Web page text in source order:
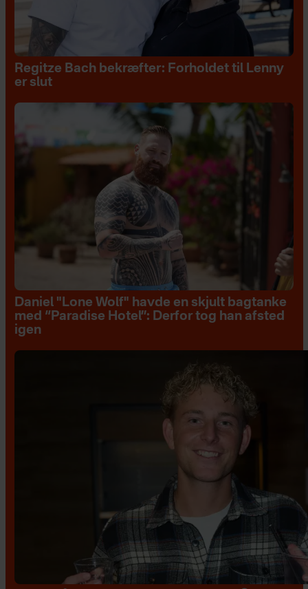
Regitze Bach bekræfter: Forholdet til Lenny
er slut
Daniel "Lone Wolf" havde en skjult bagtanke
med “Paradise Hotel”: Derfor tog han afsted
igen